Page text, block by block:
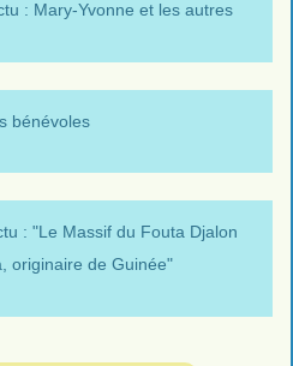
: Mary-Yvonne et les autres
bénévoles
: "Le Massif du Fouta Djalon
originaire de Guinée"